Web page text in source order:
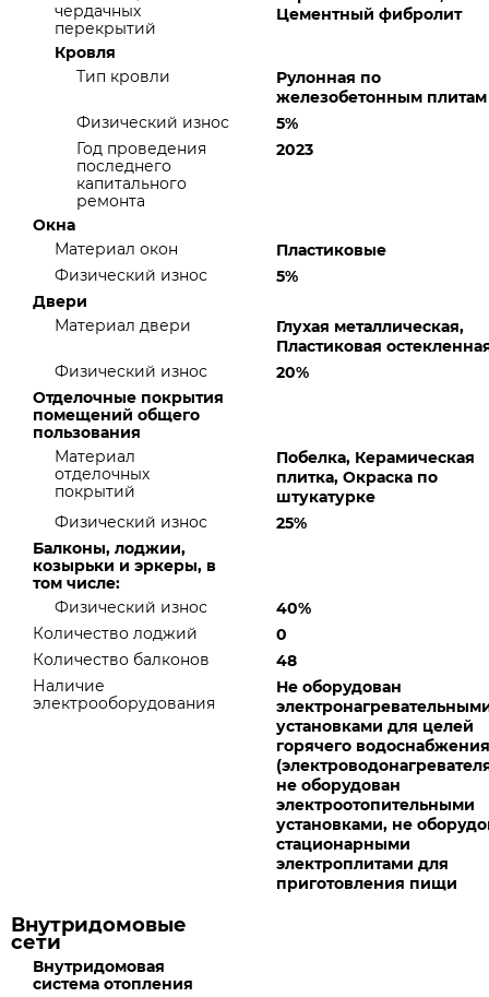
чердачных
перекрытий
Цементный фибролит
Кровля
Тип кровли
Рулонная по
железобетонным плитам
Физический износ
5%
Год проведения
последнего
капитального
ремонта
2023
Окна
Материал окон
Пластиковые
Физический износ
5%
Двери
Материал двери
Глухая металлическая,
Пластиковая
Физический износ
20%
Отделочные покрытия
помещений общего
пользования
Материал
отделочных
покрытий
Побелка, Керамическая
плитка, Окраска по
штукатурке
Физический износ
25%
Балконы, лоджии,
козырьки и эркеры, в
том числе:
Физический износ
40%
Количество лоджий
0
Количество балконов
48
Наличие
электрооборудования
Не оборудован
установками для целей
горячего водоснабжения
не оборудован
электроотопительными
установками, не
стационарными
электроплитами для
приготовления пищи
Внутридомовые
сети
Внутридомовая
система отопления